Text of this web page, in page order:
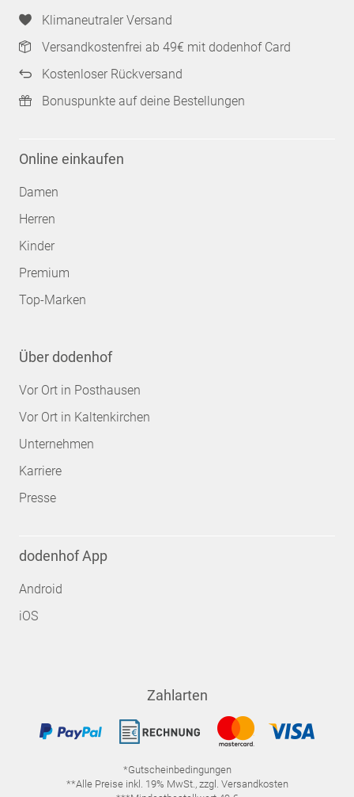
Klimaneutraler Versand
Versandkostenfrei ab 49€ mit dodenhof Card
Kostenloser Rückversand
Bonuspunkte auf deine Bestellungen
Online einkaufen
Damen
Herren
Kinder
Premium
Top-Marken
Über dodenhof
Vor Ort in Posthausen
Vor Ort in Kaltenkirchen
Unternehmen
Karriere
Presse
dodenhof App
Android
iOS
Zahlarten
*Gutscheinbedingungen
**Alle Preise inkl. 19% MwSt., zzgl. Versandkosten